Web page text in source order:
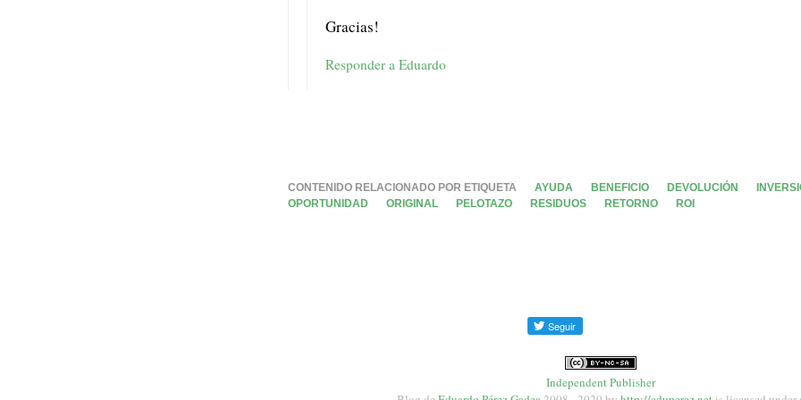
Gracias!
Responder a Eduardo
CONTENIDO RELACIONADO POR ETIQUETA AYUDA BENEFICIO DEVOLUCIÓN
OPORTUNIDAD
ORIGINAL PELOTAZO RESIDUOS RETORNO ROI
Independent Publisher